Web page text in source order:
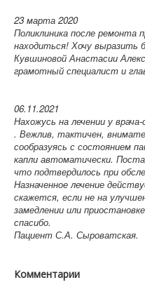
23 марта 2020
Поликлиника после ремонта
находиться! Хочу выразить
Кувшиновой Анастасии
грамотный специалист и
06.11.2021
Нахожусь на лечении у
. Вежлив, тактичен,
сообразуясь с состоянием
капли автоматически.
что подтвердилось при
Назначенное лечение
скажется, если не на
замедлении или
спасибо.
Пациент С.А. Сыроватская.
Комментарии